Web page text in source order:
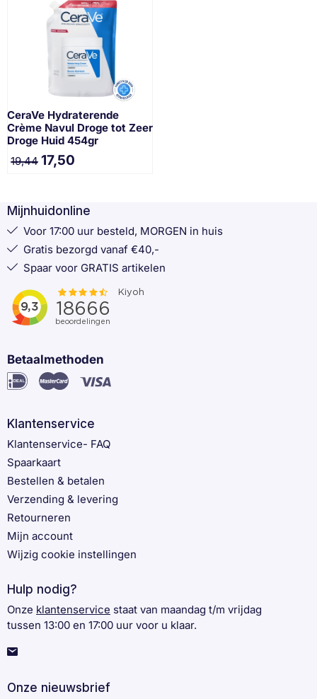
CeraVe Hydraterende
Crème Navul Droge tot Zeer
Droge Huid 454gr
19,44 17,50
Mijnhuidonline
Voor 17:00 uur besteld, MORGEN in huis
Gratis bezorgd vanaf €40,-
Spaar voor GRATIS artikelen
Betaalmethoden
Klantenservice
Klantenservice- FAQ
Spaarkaart
Bestellen & betalen
Verzending & levering
Retourneren
Mijn account
Wijzig cookie instellingen
Hulp nodig?
Onze klantenservice staat van maandag t/m vrijdag
tussen 13:00 en 17:00 uur voor u klaar.
Onze nieuwsbrief